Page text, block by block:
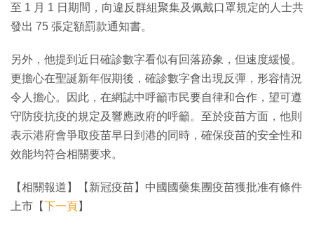
至 1 月 1 日期間，向違反群組聚集及佩戴口罩規定的人士共
發出 75 張定額罰款通知書。
另外，他提到近日確診數字看似有回落跡象，但速度緩慢。
更擔心在聖誕新年假期後，確診數字會出現反彈，形容情況
令人擔心。因此，在網誌中呼籲市民要自律和合作，望可遵
守防疫抗疫的規定及響應政府的呼籲。至於疫苗方面，他則
表示港府會爭取疫苗早日到港的同時，確保疫苗的安全性和
效能均符合相關要求。
【相關報道】【新冠疫苗】中國國藥集團疫苗獲批准有條件
上市【下一頁】